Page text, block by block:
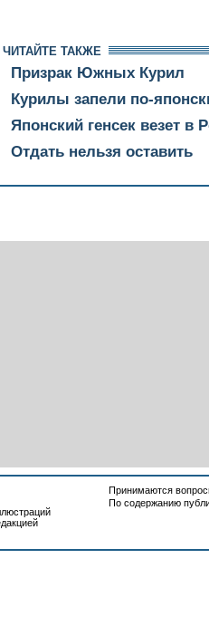
ЧИТАЙТЕ ТАКЖЕ
Призрак Южных Курил
Курилы запели по-
Японский генсек везет в
Отдать нельзя оставить
Принимаются
По содержанию